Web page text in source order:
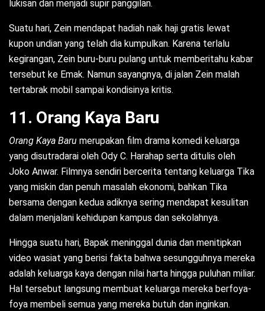
lukisan dan menjadi supir panggilan.
Suatu hari, Zein mendapat hadiah naik haji gratis lewat
kupon undian yang telah dia kumpulkan. Karena terlalu
kegirangan, Zein buru-buru pulang untuk memberitahu kabar
tersebut ke Emak. Namun sayangnya, di jalan Zein malah
tertabrak mobil sampai kondisinya kritis.
11. Orang Kaya Baru
Orang Kaya Baru merupakan film drama komedi keluarga
yang disutradarai oleh Ody C. Harahap serta ditulis oleh
Joko Anwar. Filmnya sendiri bercerita tentang keluarga Tika
yang miskin dan penuh masalah ekonomi, bahkan Tika
bersama dengan kedua adiknya sering mendapat kesulitan
dalam menjalani kehidupan kampus dan sekolahnya.
Hingga suatu hari, Bapak meninggal dunia dan menitipkan
video wasiat yang berisi fakta bahwa sesungguhnya mereka
adalah keluarga kaya dengan nilai harta hingga puluhan miliar.
Hal tersebut langsung membuat keluarga mereka berfoya-
foya membeli semua yang mereka butuh dan inginkan.